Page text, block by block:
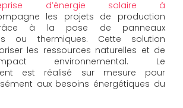
d’énergie solaire à
les projets de production
à la pose de panneaux
ou thermiques. Cette solution
les ressources naturelles et de
environnemental. Le
est réalisé sur mesure pour
aux besoins énergétiques du